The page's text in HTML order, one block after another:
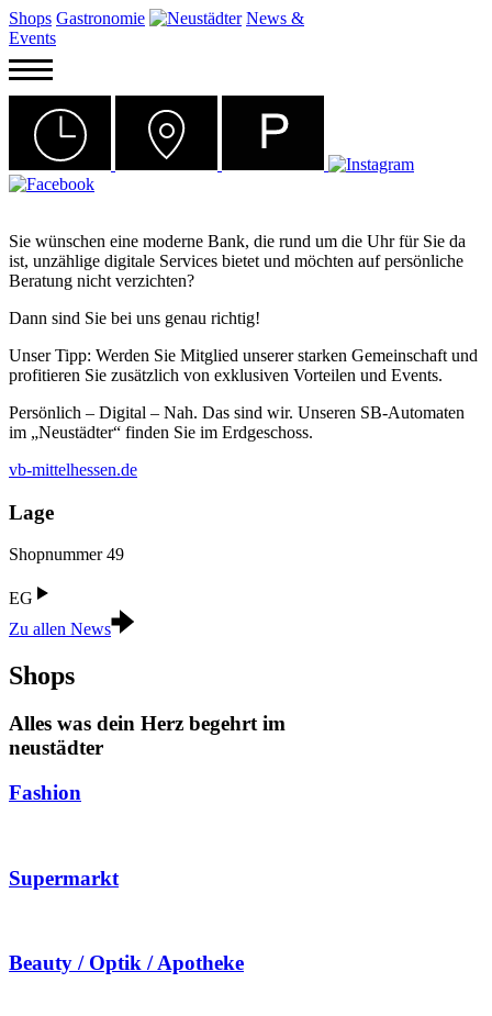
Shops Gastronomie
News &
Events
Sie wünschen eine moderne Bank, die rund um die Uhr für Sie da
ist, unzählige digitale Services bietet und möchten auf persönliche
Beratung nicht verzichten?
Dann sind Sie bei uns genau richtig!
Unser Tipp: Werden Sie Mitglied unserer starken Gemeinschaft und
profitieren Sie zusätzlich von exklusiven Vorteilen und Events.
Persönlich – Digital – Nah. Das sind wir. Unseren SB-Automaten
im „Neustädter“ finden Sie im Erdgeschoss.
vb-mittelhessen.de
Lage
Shopnummer 49
EG
Zu allen News
Shops
Alles was dein Herz begehrt im
neustädter
Fashion
Supermarkt
Beauty / Optik / Apotheke